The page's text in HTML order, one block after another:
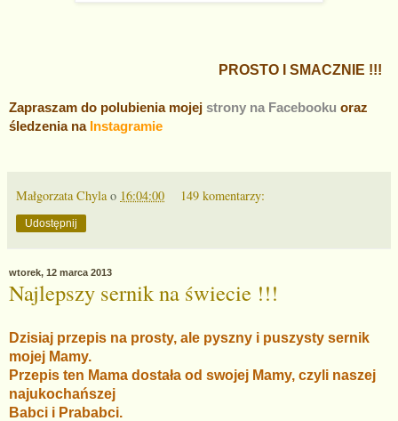
PROSTO I SMACZNIE !!!
Zapraszam do polubienia mojej strony na Facebooku oraz
śledzenia na Instagramie
Małgorzata Chyla o 16:04:00 149 komentarzy:
Udostępnij
wtorek, 12 marca 2013
Najlepszy sernik na świecie !!!
Dzisiaj przepis na prosty, ale pyszny i puszysty sernik
mojej Mamy.
Przepis ten Mama dostała od swojej Mamy, czyli naszej
najukochańszej
Babci i Prababci.